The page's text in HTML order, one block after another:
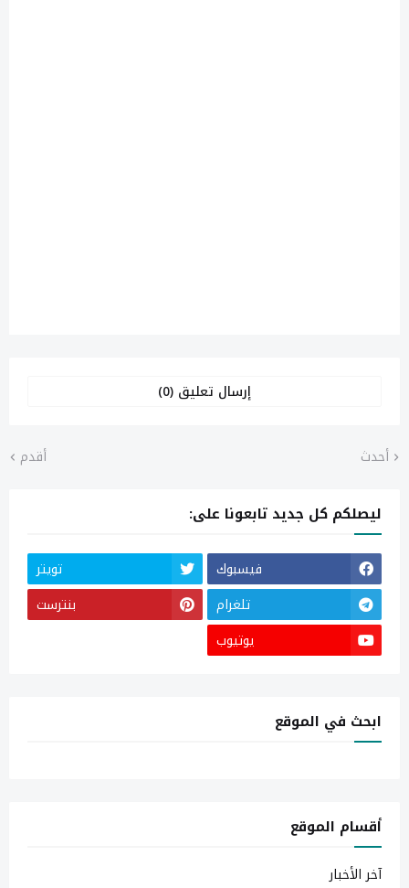
إرسال تعليق (0)
أحدث أقدم
ليصلكم كل جديد تابعونا على:
فيسبوك
تويتر
تلغرام
بنترست
يوتيوب
ابحث في الموقع
أقسام الموقع
آخر الأخبار